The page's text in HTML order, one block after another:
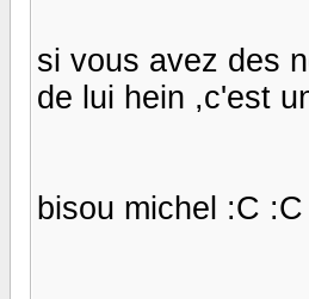
si vous avez des
de lui hein ,c'est
bisou michel :C